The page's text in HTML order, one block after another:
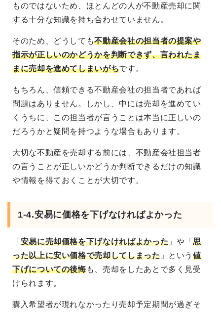
ものではないため、ほとんどの人が不動産売却に関
する十分な知識を持ち合わせていません。
そのため、どうしても不動産会社の担当者の提案や
指示が正しいのかどうかを判断できず、言われたま
まに売却を進めてしまいがちです。
もちろん、信頼できる不動産会社の担当者であれば
問題はありません。しかし、中には売却を進めてい
くうちに、この担当者が言うことは本当に正しいの
だろうかと疑問を持つような場合もあります。
大切な不動産を売却する前には、不動産会社担当者
の言うことが正しいかどうか判断できるだけの知識
や情報を得ておくことが大切です。
1-4.安易に価格を下げなければよかった
「 安易に売却価格を下げなければよかった 」や「思
った以上に安い価格で売却してしまった」という値
下げについての後悔も、売却をしたあとで多く見受
けられます。
購入希望者が現れなかったり売却予定期間が過ぎそ